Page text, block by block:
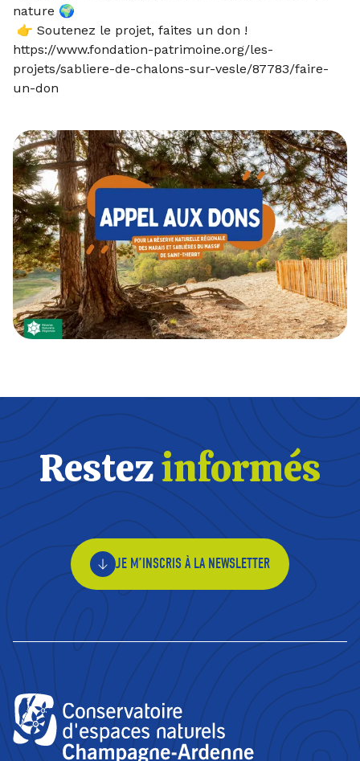
nature 🌍
👉 Soutenez le projet, faites un don !
https://www.fondation-patrimoine.org/les-
projets/sabliere-de-chalons-sur-vesle/87783/faire-
un-don
Restezinformés
JE M’INSCRIS À LA NEWSLETTER